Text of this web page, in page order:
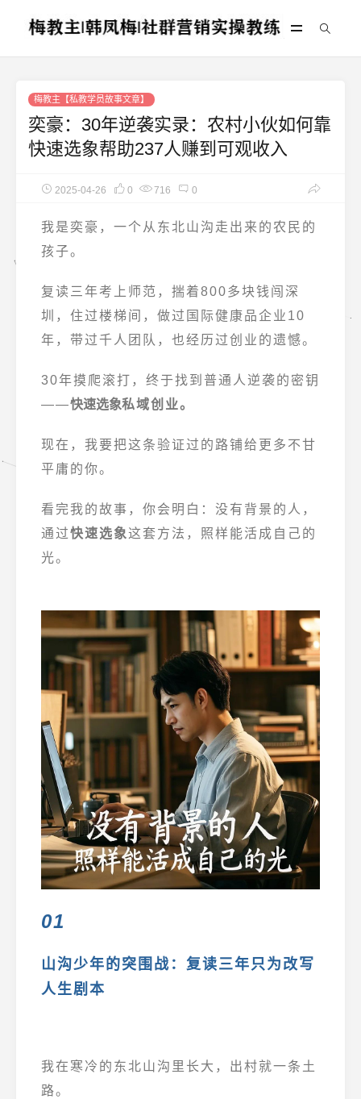
梅教主【私教学员故事文章】
奕豪：30年逆袭实录：农村小伙如何靠
快速选象帮助237人赚到可观收入
2025-04-26 0 716 0
我是奕豪，一个从东北山沟走出来的农民的
孩子。
复读三年考上师范，揣着800多块钱闯深
圳，住过楼梯间，做过 国际健康品企业10
年 ，带过千人团队，也经历过创业的遗憾。
30年摸爬滚打，终于找到普通人逆袭的密钥
——快速选象私域创业。
现在，我要把这条验证过的路铺给更多不甘
平庸的你。
看完我的故事，你会明白：没有背景的人，
通过快速选象这套方法，照样能活成自己的
光。
01
山沟少年的突围战：复读三年只为改写
人生剧本
我在寒冷的东北山沟里长大，出村就一条土
路。